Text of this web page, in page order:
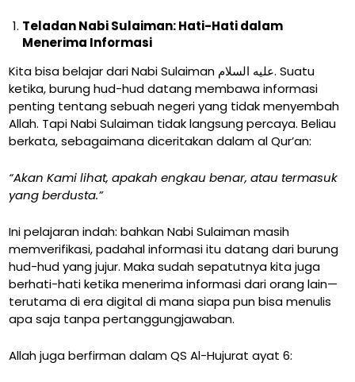
Teladan Nabi Sulaiman: Hati-Hati dalam
Menerima Informasi
Kita bisa belajar dari Nabi Sulaiman عليه السلام. Suatu
ketika, burung hud-hud datang membawa informasi
penting tentang sebuah negeri yang tidak menyembah
Allah. Tapi Nabi Sulaiman tidak langsung percaya. Beliau
berkata, sebagaimana diceritakan dalam al Qur’an:
“Akan Kami lihat, apakah engkau benar, atau termasuk
yang berdusta.”
Ini pelajaran indah: bahkan Nabi Sulaiman masih
memverifikasi, padahal informasi itu datang dari burung
hud-hud yang jujur. Maka sudah sepatutnya kita juga
berhati-hati ketika menerima informasi dari orang lain—
terutama di era digital di mana siapa pun bisa menulis
apa saja tanpa pertanggungjawaban.
Allah juga berfirman dalam QS Al-Hujurat ayat 6: